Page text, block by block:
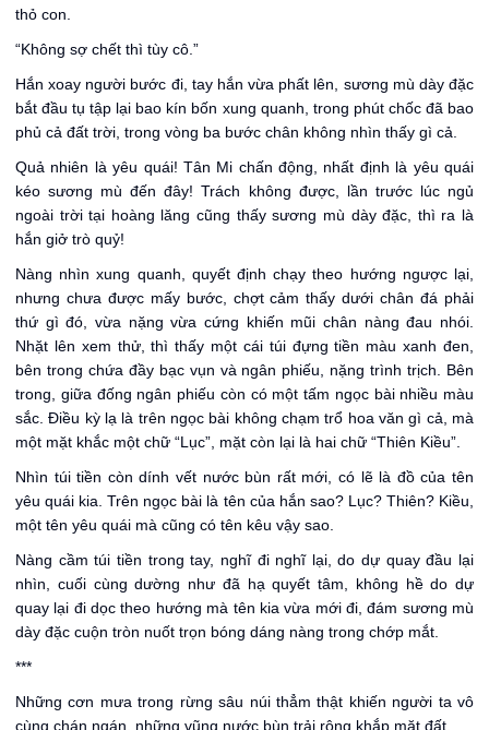
thỏ con.
“Không sợ chết thì tùy cô.”
Hắn xoay người bước đi, tay hắn vừa phất lên, sương mù dày đặc
bắt đầu tụ tập lại bao kín bốn xung quanh, trong phút chốc đã bao
phủ cả đất trời, trong vòng ba bước chân không nhìn thấy gì cả.
Quả nhiên là yêu quái! Tân Mi chấn động, nhất định là yêu quái
kéo sương mù đến đây! Trách không được, lần trước lúc ngủ
ngoài trời tại hoàng lăng cũng thấy sương mù dày đặc, thì ra là
hắn giở trò quỷ!
Nàng nhìn xung quanh, quyết định chạy theo hướng ngược lại,
nhưng chưa được mấy bước, chợt cảm thấy dưới chân đá phải
thứ gì đó, vừa nặng vừa cứng khiến mũi chân nàng đau nhói.
Nhặt lên xem thử, thì thấy một cái túi đựng tiền màu xanh đen,
bên trong chứa đầy bạc vụn và ngân phiếu, nặng trình trịch. Bên
trong, giữa đống ngân phiếu còn có một tấm ngọc bài nhiều màu
sắc. Điều kỳ lạ là trên ngọc bài không chạm trổ hoa văn gì cả, mà
một mặt khắc một chữ “Lục”, mặt còn lại là hai chữ “Thiên Kiều”.
Nhìn túi tiền còn dính vết nước bùn rất mới, có lẽ là đồ của tên
yêu quái kia. Trên ngọc bài là tên của hắn sao? Lục? Thiên? Kiều,
một tên yêu quái mà cũng có tên kêu vậy sao.
Nàng cầm túi tiền trong tay, nghĩ đi nghĩ lại, do dự quay đầu lại
nhìn, cuối cùng dường như đã hạ quyết tâm, không hề do dự
quay lại đi dọc theo hướng mà tên kia vừa mới đi, đám sương mù
dày đặc cuộn tròn nuốt trọn bóng dáng nàng trong chớp mắt.
***
Những cơn mưa trong rừng sâu núi thẳm thật khiến người ta vô
cùng chán ngán, những vũng nước bùn trải rộng khắp mặt đất.